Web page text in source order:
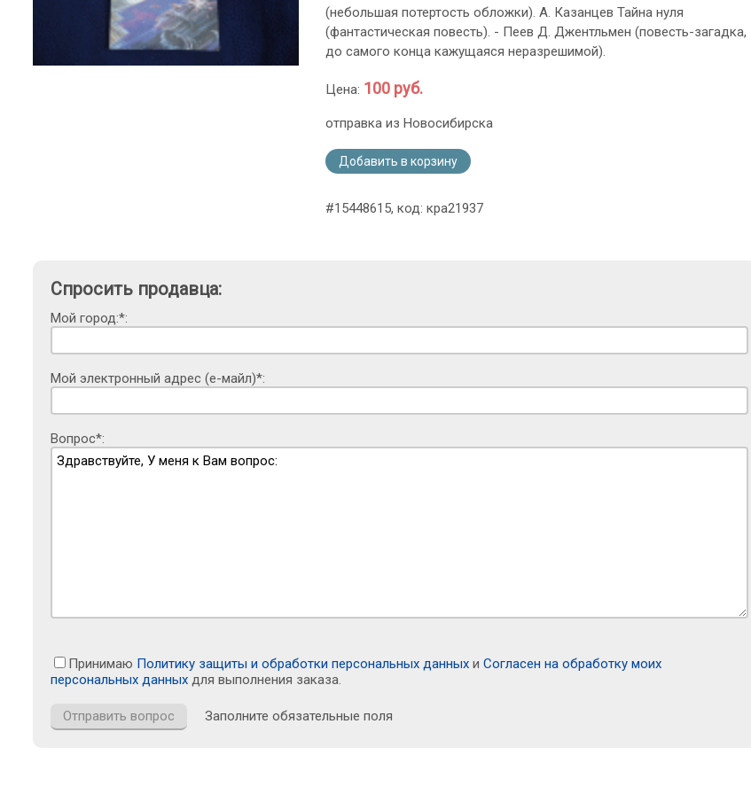
(небольшая потертость обложки). А. Казанцев Тайна нуля
(фантастическая повесть). - Пеев Д. Джентльмен (повесть-загадка,
до самого конца кажущаяся неразрешимой).
Цена: 100 руб.
отправка из Новосибирска
Добавить в корзину
#15448615, код: кра21937
Спросить продавца:
Мой город:*:
Мой электронный адрес (е-майл)*:
Вопрос*:
Принимаю Политику защиты и обработки персональных данных и Согласен на обработку моих
персональных данных для выполнения заказа.
Заполните обязательные поля